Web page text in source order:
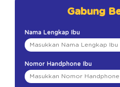
Gabung
Nama Lengkap Ibu
Nomor Handphone Ibu